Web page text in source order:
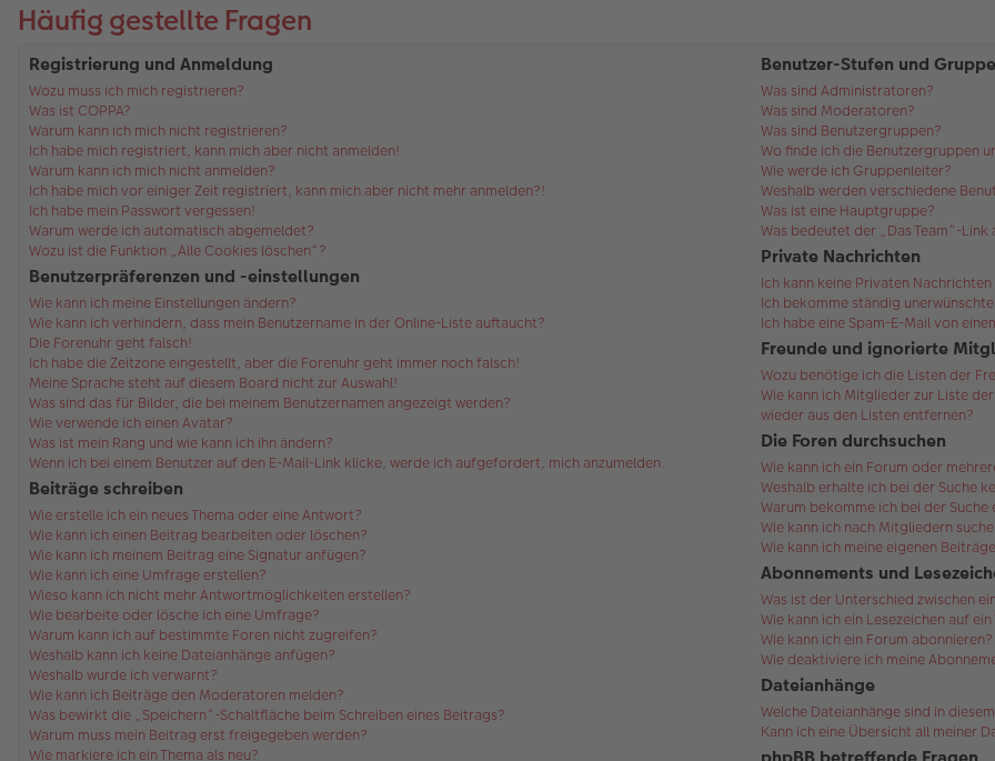
Häufig gestellte Fragen
Registrierung und Anmeldung
Wozu muss ich mich registrieren?
Was ist COPPA?
Warum kann ich mich nicht registrieren?
Ich habe mich registriert, kann mich aber nicht anmelden!
Warum kann ich mich nicht anmelden?
Ich habe mich vor einiger Zeit registriert, kann mich aber nicht mehr anmelden?!
Ich habe mein Passwort vergessen!
Warum werde ich automatisch abgemeldet?
Wozu ist die Funktion „Alle Cookies löschen“?
Benutzerpräferenzen und -einstellungen
Wie kann ich meine Einstellungen ändern?
Wie kann ich verhindern, dass mein Benutzername in der Online-Liste auftaucht?
Die Forenuhr geht falsch!
Ich habe die Zeitzone eingestellt, aber die Forenuhr geht immer noch falsch!
Meine Sprache steht auf diesem Board nicht zur Auswahl!
Was sind das für Bilder, die bei meinem Benutzernamen angezeigt werden?
Wie verwende ich einen Avatar?
Was ist mein Rang und wie kann ich ihn ändern?
Wenn ich bei einem Benutzer auf den E-Mail-Link klicke, werde ich aufgefordert, mich anzumelden.
Beiträge schreiben
Wie erstelle ich ein neues Thema oder eine Antwort?
Wie kann ich einen Beitrag bearbeiten oder löschen?
Wie kann ich meinem Beitrag eine Signatur anfügen?
Wie kann ich eine Umfrage erstellen?
Wieso kann ich nicht mehr Antwortmöglichkeiten erstellen?
Wie bearbeite oder lösche ich eine Umfrage?
Warum kann ich auf bestimmte Foren nicht zugreifen?
Weshalb kann ich keine Dateianhänge anfügen?
Weshalb wurde ich verwarnt?
Wie kann ich Beiträge den Moderatoren melden?
Was bewirkt die „Speichern“-Schaltfläche beim Schreiben eines Beitrags?
Warum muss mein Beitrag erst freigegeben werden?
Wie markiere ich ein Thema als neu?
Benutzer-Stufen und
Was sind Administratoren?
Was sind Moderatoren?
Was sind Benutzergruppen?
Wo finde ich die Benutzergruppen
Wie werde ich Gruppenleiter?
Weshalb werden verschiedene
Was ist eine Hauptgruppe?
Was bedeutet der „Das Team“-
Private Nachrichten
Ich kann keine Privaten
Ich bekomme ständig
Ich habe eine Spam-E-Mail von
Freunde und ignorierte
Wozu benötige ich die Listen der
Wie kann ich Mitglieder zur Liste
wieder aus den Listen entfernen?
Die Foren durchsuchen
Wie kann ich ein Forum oder
Weshalb erhalte ich bei der Suche
Warum bekomme ich bei der Suche
Wie kann ich nach Mitgliedern
Wie kann ich meine eigenen
Abonnements und
Was ist der Unterschied zwischen
Wie kann ich ein Lesezeichen auf
Wie kann ich ein Forum abonnieren?
Wie deaktiviere ich meine
Dateianhänge
Welche Dateianhänge sind in
Kann ich eine Übersicht all meiner